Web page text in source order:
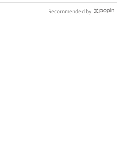
Recommended by